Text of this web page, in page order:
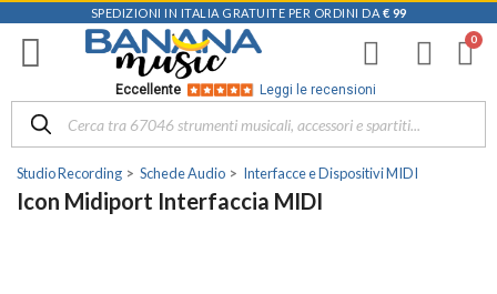
SPEDIZIONI IN ITALIA GRATUITE PER ORDINI DA € 99
Eccellente Leggi le recensioni
Studio Recording Schede Audio Interfacce e Dispositivi MIDI
Icon Midiport Interfaccia MIDI